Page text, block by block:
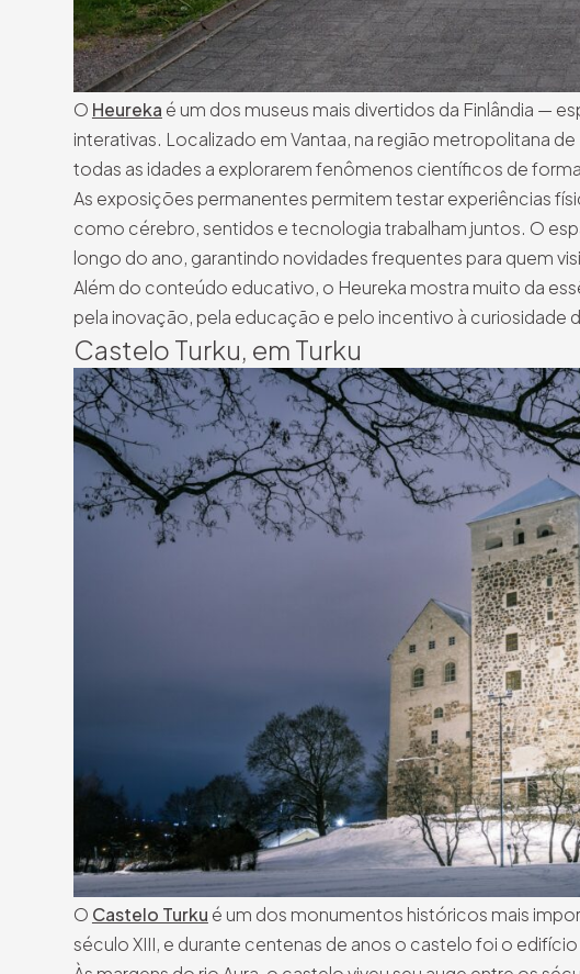
O Heureka é um dos museus mais divertidos da Finlândia —
interativas. Localizado em Vantaa, na região metropolitana
todas as idades a explorarem fenômenos científicos de
As exposições permanentes permitem testar experiências
como cérebro, sentidos e tecnologia trabalham juntos. O
longo do ano, garantindo novidades frequentes para quem
Além do conteúdo educativo, o Heureka mostra muito da
pela inovação, pela educação e pelo incentivo à curiosidade
Castelo Turku, em Turku
O Castelo Turku é um dos monumentos históricos mais
século XIII, e durante centenas de anos o castelo foi o edifício